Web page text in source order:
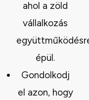
ahol a zöld
vállalkozás
épül.
Gondolkodj
el azon, hogy